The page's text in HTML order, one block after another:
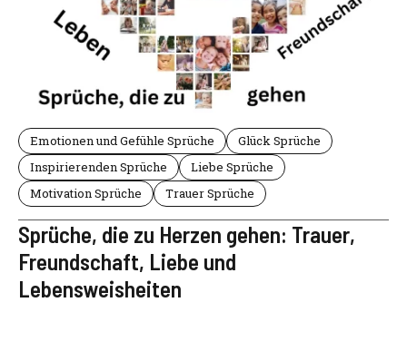
Emotionen und Gefühle Sprüche
Glück Sprüche
Inspirierenden Sprüche
Liebe Sprüche
Motivation Sprüche
Trauer Sprüche
Sprüche, die zu Herzen gehen: Trauer,
Freundschaft, Liebe und
Lebensweisheiten